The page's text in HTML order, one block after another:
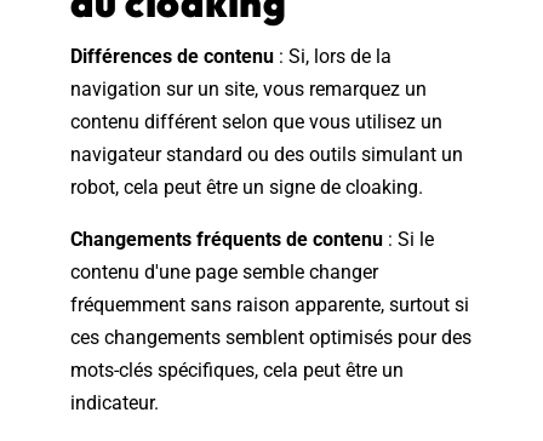
Différences de contenu: Si, lors de la
navigation sur un site, vous remarquez un
contenu différent selon que vous utilisez un
navigateur standard ou des outils simulant un
robot, cela peut être un signe de cloaking.
Changements fréquents de contenu: Si le
contenu d'une page semble changer
fréquemment sans raison apparente, surtout si
ces changements semblent optimisés pour des
mots-clés spécifiques, cela peut être un
indicateur.